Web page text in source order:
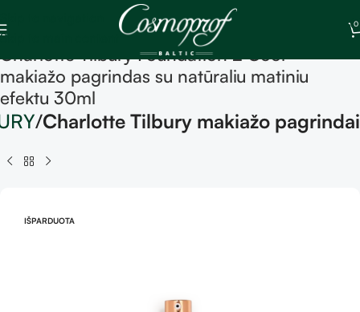
Skip to main content
0
Charlotte Tilbury Foundation 2 Cool –
makiažo pagrindas su natūraliu matiniu
efektu 30ml
Charlotte Tilbury makiažo pagrindai
IŠPARDUOTA